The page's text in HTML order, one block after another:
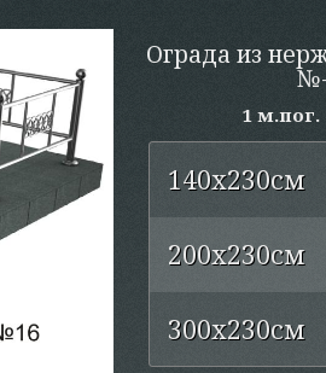
Ограда из
1 м.пог.
140х230см
200х230см
300х230см